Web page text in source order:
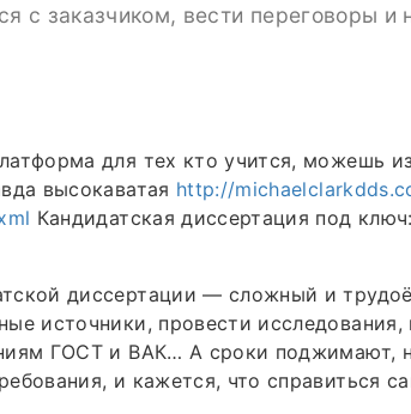
с заказчиком, вести переговоры и
для тех кто учится, можешь
высокаватая http://
Кандидатская диссертация под
диссертации — сложный и
источники, провести
ГОСТ и ВАК… А сроки поджимают,
и кажется, что справиться